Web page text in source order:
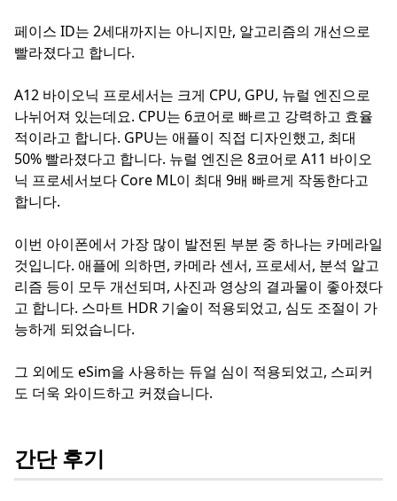
페이스 ID는 2세대까지는 아니지만, 알고리즘의 개선으로
빨라졌다고 합니다.
A12 바이오닉 프로세서는 크게 CPU, GPU, 뉴럴 엔진으로
나뉘어져 있는데요. CPU는 6코어로 빠르고 강력하고 효율
적이라고 합니다. GPU는 애플이 직접 디자인했고, 최대
50% 빨라졌다고 합니다. 뉴럴 엔진은 8코어로 A11 바이오
닉 프로세서보다 Core ML이 최대 9배 빠르게 작동한다고
합니다.
이번 아이폰에서 가장 많이 발전된 부분 중 하나는 카메라일
것입니다. 애플에 의하면, 카메라 센서, 프로세서, 분석 알고
리즘 등이 모두 개선되며, 사진과 영상의 결과물이 좋아졌다
고 합니다. 스마트 HDR 기술이 적용되었고, 심도 조절이 가
능하게 되었습니다.
그 외에도 eSim을 사용하는 듀얼 심이 적용되었고, 스피커
도 더욱 와이드하고 커졌습니다.
간단 후기